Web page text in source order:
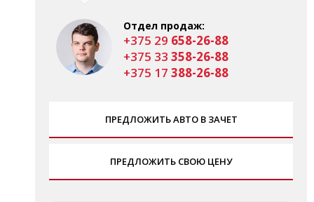
Отдел продаж:
+375 29 658-26-88
+375 33 358-26-88
+375 17 388-26-88
ПРЕДЛОЖИТЬ АВТО В ЗАЧЕТ
ПРЕДЛОЖИТЬ СВОЮ ЦЕНУ